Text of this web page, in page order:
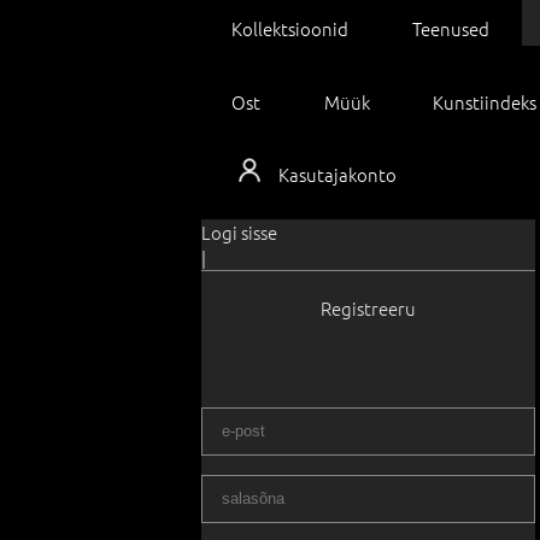
Kollektsioonid Teenused
Ost Müük Kunstiindeks
Kasutajakonto
Logi sisse
|
Registreeru